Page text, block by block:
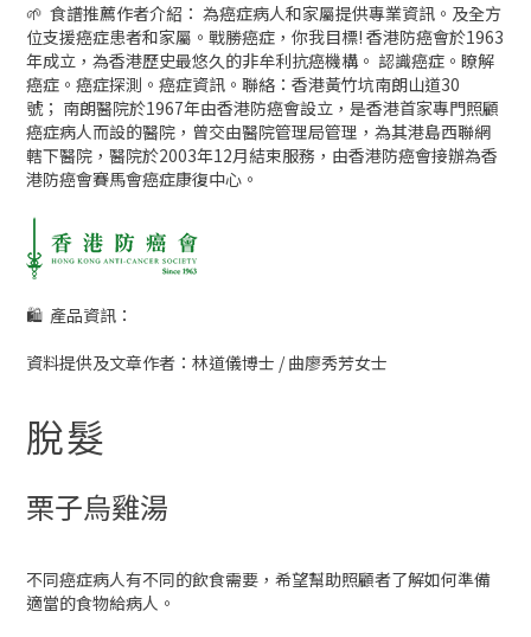
🌱 食譜推薦作者介紹： 為癌症病人和家屬提供專業資訊。及全方
位支援癌症患者和家屬。戰勝癌症，你我目標! 香港防癌會於1963
年成立，為香港歷史最悠久的非牟利抗癌機構。 認識癌症。瞭解
癌症。癌症探測。癌症資訊。聯絡：香港黃竹坑南朗山道30
號； 南朗醫院於1967年由香港防癌會設立，是香港首家專門照顧
癌症病人而設的醫院，曾交由醫院管理局管理，為其港島西聯網
轄下醫院，醫院於2003年12月結束服務，由香港防癌會接辦為香
港防癌會賽馬會癌症康復中心。
🛍 產品資訊：
資料提供及文章作者：林道儀博士 / 曲廖秀芳女士
脫髮
栗子烏雞湯
不同癌症病人有不同的飲食需要，希望幫助照顧者了解如何準備
適當的食物給病人。